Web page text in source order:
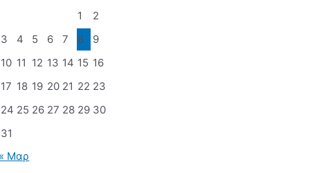
1
2
3
4 5 6 7 8
9
10 11 12 13 14 15 16
17 18 19 20 21 22 23
24 25 26 27 28 29 30
31
« Μαρ